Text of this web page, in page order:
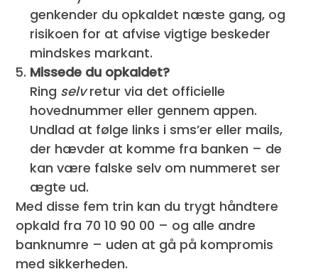
genkender du opkaldet næste gang, og
risikoen for at afvise vigtige beskeder
mindskes markant.
Missede du opkaldet?
Ring selvretur via det officielle
hovednummer eller gennem appen.
Undlad at følge links i sms’er eller mails,
der hævder at komme fra banken – de
kan være falske selv om nummeret ser
ægte ud.
Med disse fem trin kan du trygt håndtere
opkald fra 70 10 90 00 – og alle andre
banknumre – uden at gå på kompromis
med sikkerheden.